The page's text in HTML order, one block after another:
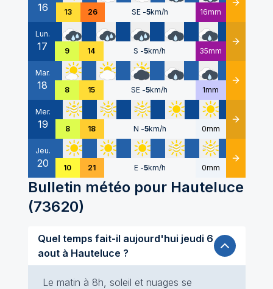
16 13 26 SE -5km/h 16mm Détails
Lun.
17 9 14 S -5km/h 35mm Détails
Mar.
18 8 15 SE -5km/h 1mm Détails
Mer.
19 8 18 N -5km/h 0mm Détails
Jeu.
20 10 21 E -5km/h 0mm Détails
Bulletin météo pour Hauteluce
(73620)
Quel temps fait-il aujourd'hui jeudi 6
aout à Hauteluce ?
Le matin à 8h, soleil et nuages se